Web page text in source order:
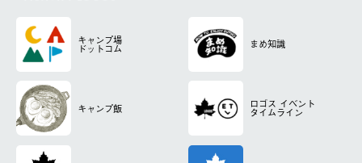
キャンプ場
ドットコム まめ知識
キャンプ飯 ロゴス イベント
タイムライン